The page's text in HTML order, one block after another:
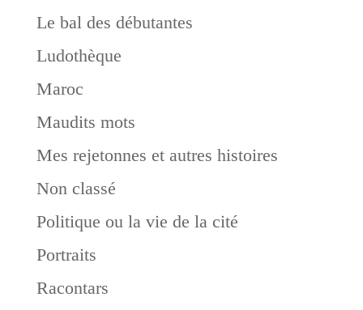
Le bal des débutantes
Ludothèque
Maroc
Maudits mots
Mes rejetonnes et autres histoires
Non classé
Politique ou la vie de la cité
Portraits
Racontars